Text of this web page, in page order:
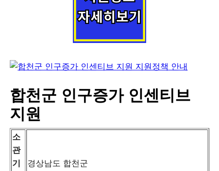
합천군 인구증가 인센티브
지원
소
관
기
경상남도 합천군